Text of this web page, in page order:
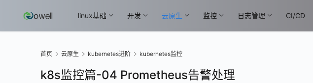
linux基础 开发 云原生 监控 日志管理 CI/CD
首页 云原生 kubernetes进阶 kubernetes监控
k8s监控篇-04 Prometheus告警处理